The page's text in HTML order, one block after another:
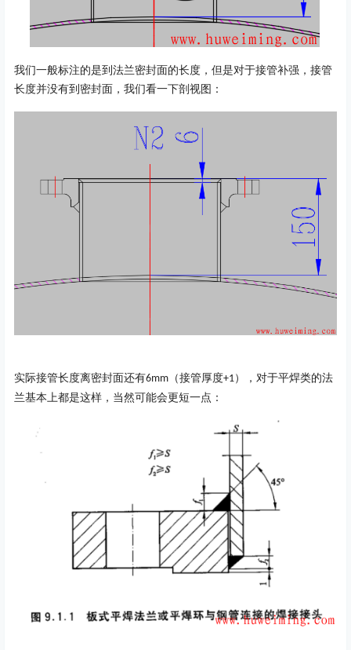
我们一般标注的是到法兰密封面的长度，但是对于接管补强，接管
长度并没有到密封面，我们看一下剖视图：
实际接管长度离密封面还有6mm （接管厚度+1），对于平焊类的法
兰基本上都是这样，当然可能会更短一点：